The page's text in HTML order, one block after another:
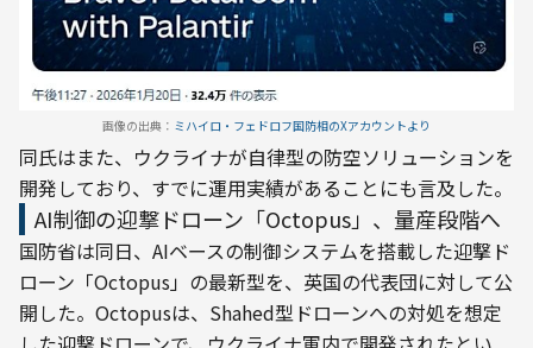
画像の出典： ミハイロ・フェドロフ国防相のXアカウントより
同氏はまた、ウクライナが自律型の防空ソリューションを
開発しており、すでに運用実績があることにも言及した。
AI制御の迎撃ドローン「Octopus」、量産段階へ
国防省は同日、AIベースの制御システムを搭載した迎撃ド
ローン「Octopus」の最新型を、英国の代表団に対して公
開した。Octopusは、Shahed型ドローンへの対処を想定